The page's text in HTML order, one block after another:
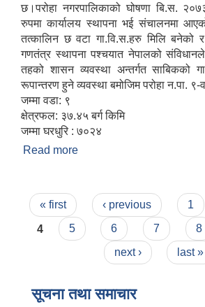
छ।परोहा नगरपालिकाको घोषणा बि.स.
रुपमा कार्यालय स्थापना भई संचालनमा
तत्कालिन छ वटा गा.वि.स.हरु मिलि बनेको
गणतंत्र स्थापना पश्चयात नेपालको
तहको शासन व्यवस्था अन्तर्गत साबिकको
रूपान्तरण हुने व्यवस्था बमोजिम परोहा न.पा.
जम्मा वडा: ९
क्षेत्रफल: ३७.४५ बर्ग किमि
जम्मा घरधुरि : ७०२४
Read more
Pages
« first ‹ previous 1
4
5 6 7 8
next ›
last »
सूचना तथा समाचार